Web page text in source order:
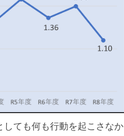
ても何も行動を起こさなか